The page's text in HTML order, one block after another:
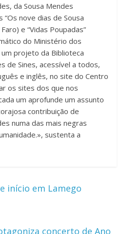
da Sousa Mendes
nove dias de Sousa
e “Vidas Poupadas”
do Ministério dos
projeto da Biblioteca
de Sines, acessível a todos,
e inglês, no site do Centro
os sites dos que nos
um aprofunde um assunto
contribuição de
numa das mais negras
sustenta a
início em Lamego
concerto de Ano